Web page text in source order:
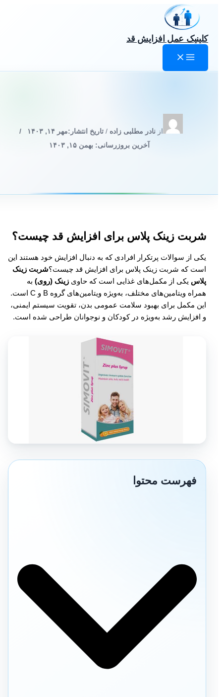
محتواکلینیک عمل افزایش قد
از نادر مطلبی زاده/ تاریخ انتشار: مهر ۱۴, ۱۴۰۳
آخرین بروزرسانی: بهمن ۱۵, ۱۴۰۳
شربت زینک پلاس برای افزایش قد چیست؟
یکی از سوالات پرتکرار افرادی که به دنبال افزایش خود هستند این
است که شربت زینک پلاس برای افزایش قد چیست؟شربت زینک
پلاسیکی از مکمل‌های غذایی است که حاویزینک (روی)به
همراه ویتامین‌های مختلف، به‌ویژه ویتامین‌های گروه B و C است.
این مکمل برای بهبود سلامت عمومی بدن، تقویت سیستم ایمنی،
و افزایش رشد به‌ویژه در کودکان و نوجوانان طراحی شده است.
فهرست محتوا